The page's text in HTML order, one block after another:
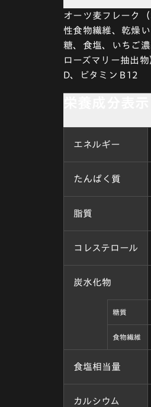
オーツ麦フレーク
性食物繊維、乾燥
糖、食塩、いちご
ローズマリー抽出
D、ビタミンＢ12
エネルギー
たんぱく質
脂質
コレステロール
炭水化物
糖質
食物繊維
食塩相当量
カルシウム